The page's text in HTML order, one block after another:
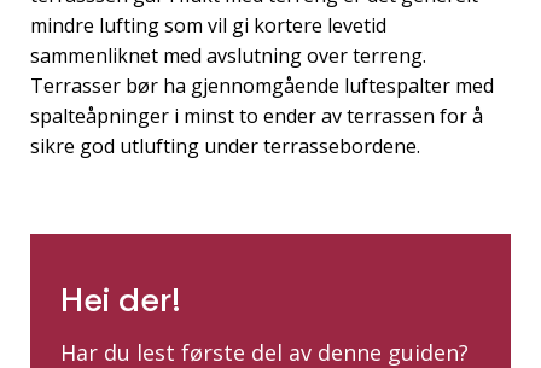
mindre lufting som vil gi kortere levetid
sammenliknet med avslutning over terreng.
Terrasser bør ha gjennomgående luftespalter med
spalteåpninger i minst to ender av terrassen for å
sikre god utlufting under terrassebordene.
Hei der!
Har du lest første del av denne guiden?